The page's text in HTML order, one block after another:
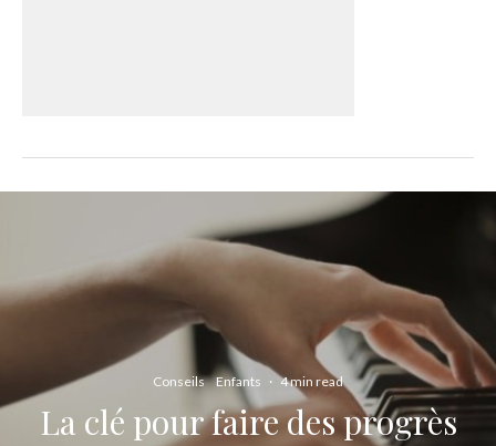
Conseils Enfants · 4 min read
La clé pour faire des progrès